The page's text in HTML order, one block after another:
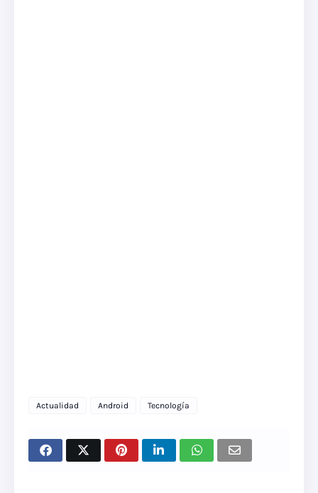
Actualidad Android Tecnología